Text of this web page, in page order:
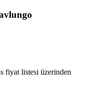
fiyat listesi üzerinden